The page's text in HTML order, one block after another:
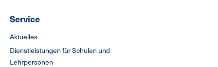
Service
Aktuelles
Dienstleistungen für Schulen und
Lehrpersonen